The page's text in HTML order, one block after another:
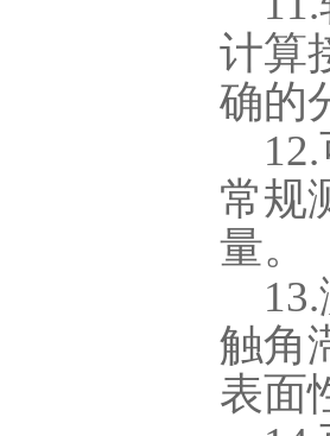
计算
确的
12.
常规
量。
13.
触角
表面